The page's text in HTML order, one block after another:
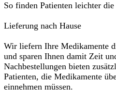
So finden Patienten leichter
Lieferung nach Hause
Wir liefern Ihre Medikamente
und sparen Ihnen damit Zeit
Nachbestellungen bieten
Patienten, die Medikamente
einnehmen müssen.